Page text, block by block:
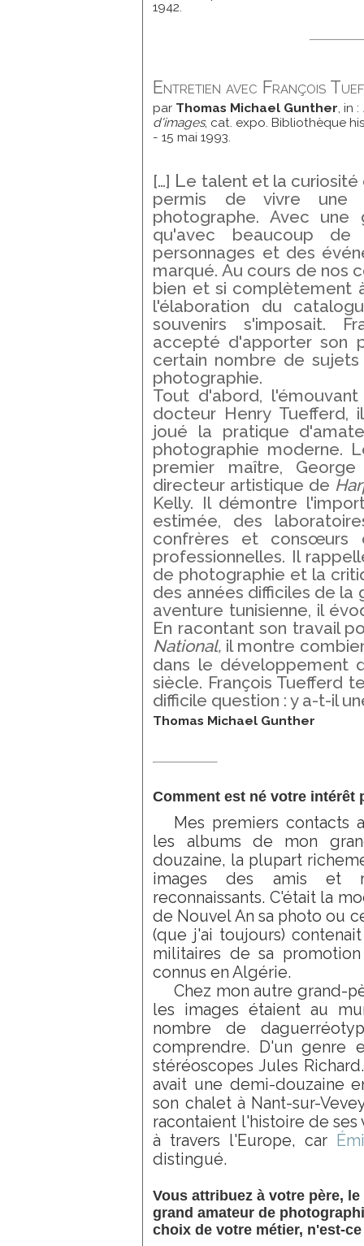
1942.
Entretien avec François
par Thomas Michael Gunther, in :
d'images, cat. expo. Bibliothèque
- 15 mai 1993.
[…] Le talent et la curiosité
permis de vivre une
photographe. Avec une
qu'avec beaucoup
personnages et des
marqué. Au cours de nos
bien et si complètement
l'élaboration du
souvenirs s'imposait.
accepté d'apporter son
certain nombre de
photographie.
Tout d'abord,
docteur Henry Tuefferd,
joué la pratique
photographie moderne.
premier maître,
directeur artistique de
Kelly. Il démontre
estimée, des
confrères et consœurs
professionnelles. Il
de photographie et la
des années difficiles de la
aventure tunisienne, il
En racontant son travail
National, il montre
dans le développement
siècle. François Tuefferd
difficile question : y a-t-il
Thomas Michael Gunther
Comment est né votre intérêt
Mes premiers contacts
les albums de mon
douzaine, la plupart
images des amis et
reconnaissants. C'était la
de Nouvel An sa photo ou
(que j'ai toujours)
militaires de sa
connus en Algérie.
Chez mon autre grand-
les images étaient au
nombre de
comprendre. D'un genre
stéréoscopes Jules
avait une demi-douzaine
son chalet à Nant-sur-
racontaient l'histoire de
à travers l'Europe, car
distingué.
Vous attribuez à votre père,
grand amateur de
choix de votre métier, n'est-